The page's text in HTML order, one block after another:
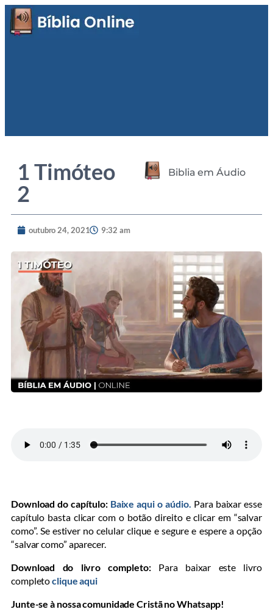
1 Timóteo
2
Biblia em Áudio
outubro 24, 2021 9:32 am
Download do capítulo: Baixe aqui o aúdio. Para baixar esse
capítulo basta clicar com o botão direito e clicar em “salvar
como”. Se estiver no celular clique e segure e espere a opção
“salvar como” aparecer.
Download do livro completo: Para baixar este livro
completoclique aqui
Junte-se à nossa comunidade Cristã no Whatsapp!